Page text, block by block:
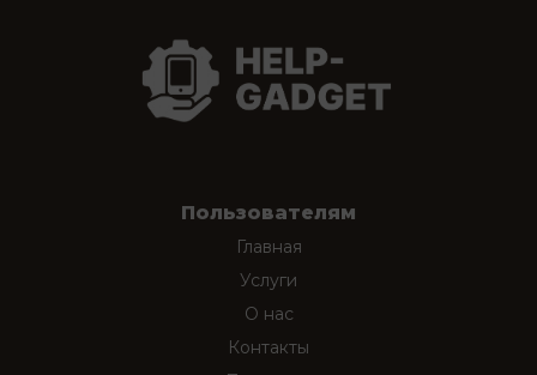
Пользователям
Главная
Услуги
О нас
Контакты